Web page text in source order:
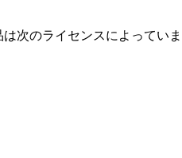
次のライセンスによってい